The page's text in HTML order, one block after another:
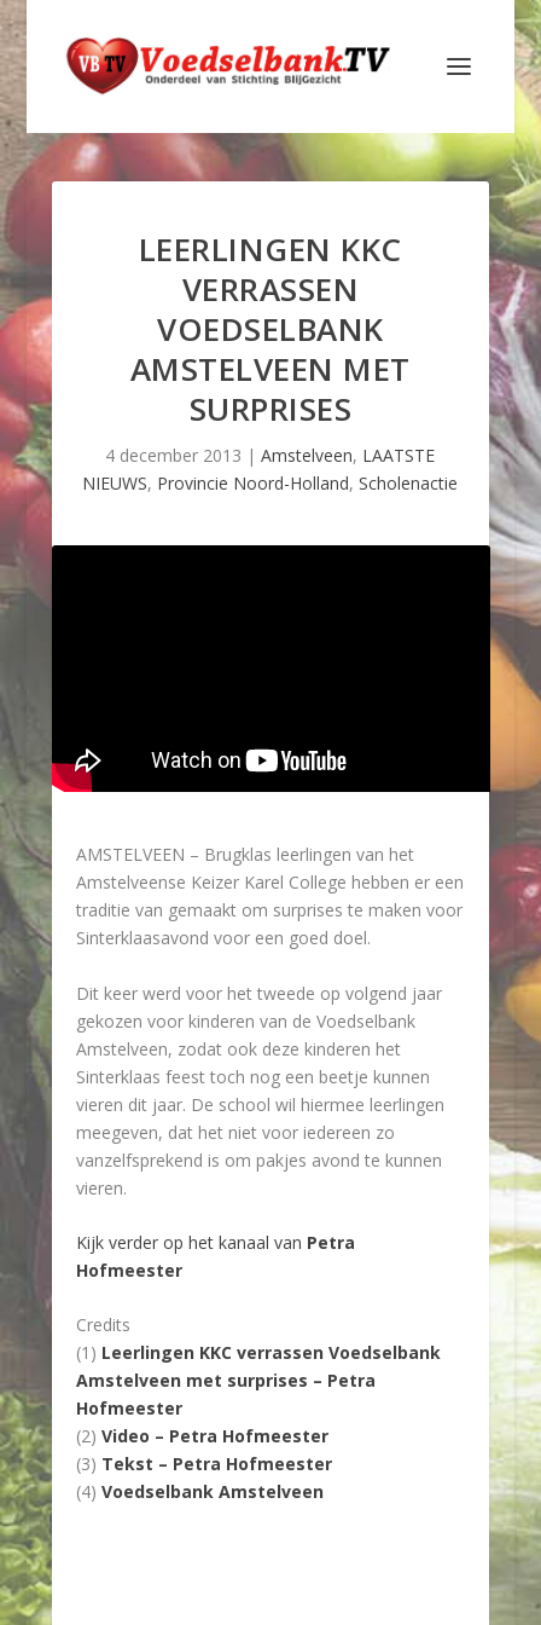
LEERLINGEN KKC
VERRASSEN
VOEDSELBANK
AMSTELVEEN MET
SURPRISES
4 december 2013 |Amstelveen, LAATSTE
NIEUWS, Provincie Noord-Holland,Scholenactie
AMSTELVEEN – Brugklas leerlingen van het
Amstelveense Keizer Karel College hebben er een
traditie van gemaakt om surprises te maken voor
Sinterklaasavond voor een goed doel.
Dit keer werd voor het tweede op volgend jaar
gekozen voor kinderen van de Voedselbank
Amstelveen, zodat ook deze kinderen het
Sinterklaas feest toch nog een beetje kunnen
vieren dit jaar. De school wil hiermee leerlingen
meegeven, dat het niet voor iedereen zo
vanzelfsprekend is om pakjes avond te kunnen
vieren.
Kijk verder op het kanaal van Petra
Hofmeester
Credits
(1) Leerlingen KKC verrassen Voedselbank
Amstelveen met surprises – Petra
Hofmeester
(2) Video – Petra Hofmeester
(3) Tekst – Petra Hofmeester
(4) Voedselbank Amstelveen